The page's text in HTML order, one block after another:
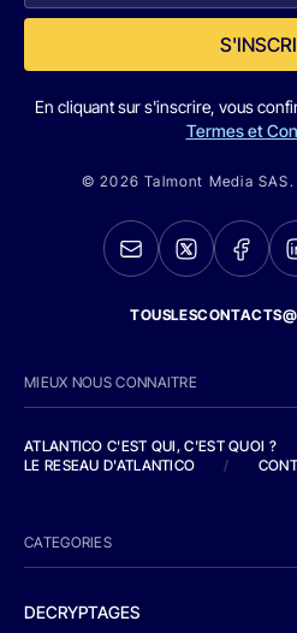
En cliquant sur s'inscrire, vous
Termes et
© 2026 Talmont Media
MIEUX NOUS CONNAITRE
ATLANTICO C'EST QUI, C'EST QUOI ?
LE RESEAU D'ATLANTICO
/
CATEGORIES
DECRYPTAGES